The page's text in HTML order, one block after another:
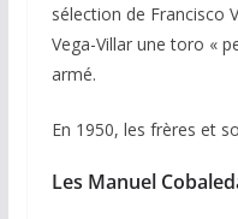
sélection de Francisco
Vega-Villar une toro «
armé.
En 1950, les frères et
Les Manuel